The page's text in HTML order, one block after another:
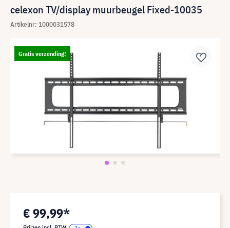
celexon TV/display muurbeugel Fixed-10035
Artikelnr: 1000031578
Gratis verzending!
€ 99,99*